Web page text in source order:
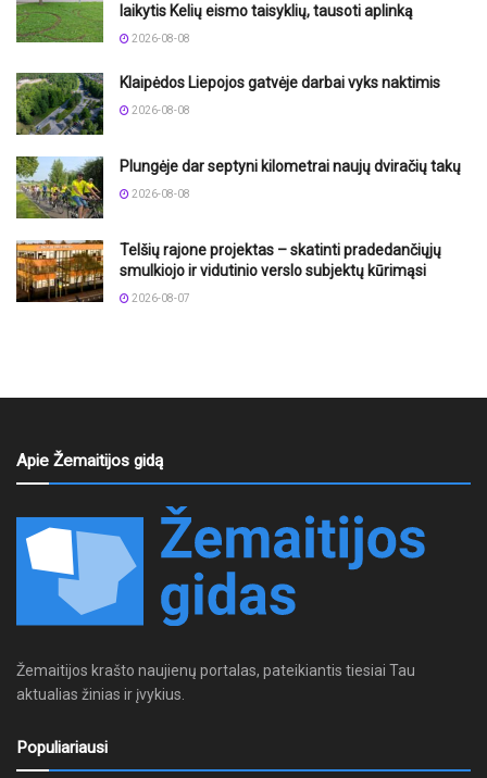
laikytis Kelių eismo taisyklių, tausoti aplinką
2026-08-08
Klaipėdos Liepojos gatvėje darbai vyks naktimis
2026-08-08
Plungėje dar septyni kilometrai naujų dviračių takų
2026-08-08
Telšių rajone projektas – skatinti pradedančiųjų
smulkiojo ir vidutinio verslo subjektų kūrimąsi
2026-08-07
Apie Žemaitijos gidą
Žemaitijos krašto naujienų portalas, pateikiantis tiesiai Tau
aktualias žinias ir įvykius.
Populiariausi